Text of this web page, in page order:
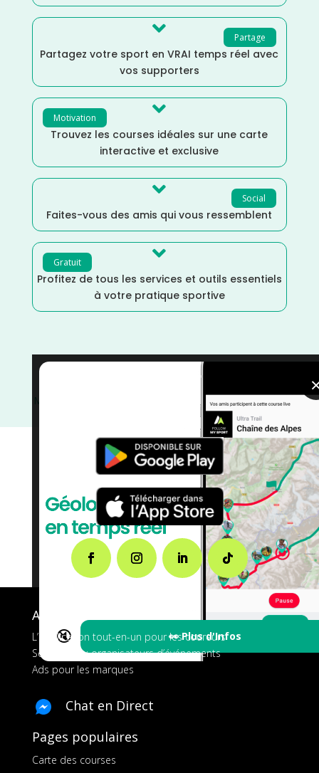
Partage

Partagez votre sport en VRAI temps réel avec
vos supporters
Motivation 
Trouvez les courses idéales sur une carte
interactive et exclusive
Social

Faites-vous des amis qui vous ressemblent
Gratuit 
Profitez de tous les services et outils essentiels
à votre pratique sportive
🔇 👀 Plus d'Infos
Marathon
Auvergne Rhône
A propos de FMS
L’application tout-en-un pour les coureurs
Services aux organisateurs d’événements
Ads pour les marques
Chat en Direct
Pages populaires
Carte des courses